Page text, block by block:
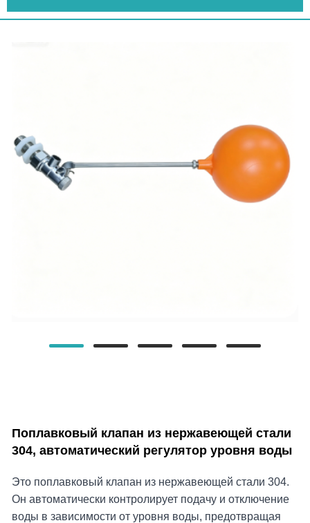
Поплавковый клапан из нержавеющей стали
304, автоматический регулятор уровня воды
Это поплавковый клапан из нержавеющей стали 304.
Он автоматически контролирует подачу и отключение
воды в зависимости от уровня воды, предотвращая